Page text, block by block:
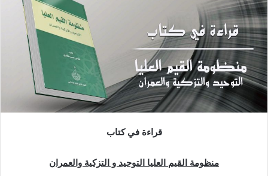
ي
ا
إ
ل
ك
قراءة في كتاب
منظومة القيم العليا التوحيد و التزكية والعمران